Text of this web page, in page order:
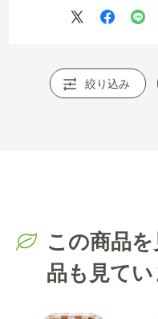
絞り込み
この商品
品も見て